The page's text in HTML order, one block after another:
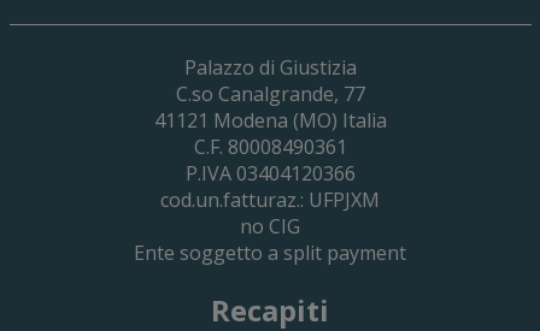
29 Giugno 2026
Cassa Forense – Elezioni Dei Delegati
2030
Palazzo di Giustizia
C.so Canalgrande, 77
41121 Modena (MO) Italia
C.F. 80008490361
P.IVA 03404120366
cod.un.fatturaz.: UFPJXM
no CIG
Ente soggetto a split payment
Recapiti